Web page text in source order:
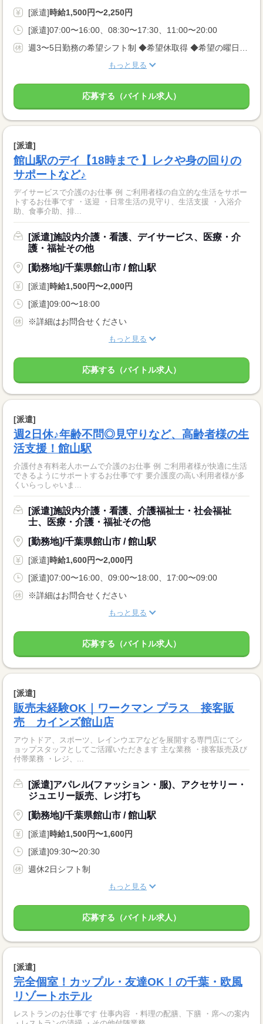
[派遣]時給1,500円〜2,250円
[派遣]07:00〜16:00、08:30〜17:30、11:00〜20:00
週3〜5日勤務の希望シフト制 ◆希望休取得 ◆希望の曜日相談OK
もっと見る
応募する（バイトル求人）
[派遣]
館山駅のデイ【18時まで 】レクや身の回りの
サポートなど♪
デイサービスで介護のお仕事 例 ご利用者様の自立的な生活をサポー
トするお仕事です ・送迎 ・日常生活の見守り、生活支援 ・入浴介
助、食事介助、排...
[派遣]施設内介護・看護、デイサービス、医療・介
護・福祉その他
[勤務地]/千葉県館山市 / 館山駅
[派遣]時給1,500円〜2,000円
[派遣]09:00〜18:00
※詳細はお問合せください
もっと見る
応募する（バイトル求人）
[派遣]
週2日休♪年齢不問◎見守りなど、高齢者様の生
活支援！館山駅
介護付き有料老人ホームで介護のお仕事 例 ご利用者様が快適に生活
できるようにサポートするお仕事です 要介護度の高い利用者様が多
くいらっしゃいま...
[派遣]施設内介護・看護、介護福祉士・社会福祉
士、医療・介護・福祉その他
[勤務地]/千葉県館山市 / 館山駅
[派遣]時給1,600円〜2,000円
[派遣]07:00〜16:00、09:00〜18:00、17:00〜09:00
※詳細はお問合せください
もっと見る
応募する（バイトル求人）
[派遣]
販売未経験OK｜ワークマン プラス 接客販
売 カインズ館山店
アウトドア、スポーツ、レインウエアなどを展開する専門店にてシ
ョップスタッフとしてご活躍いただきます 主な業務 ・接客販売及び
付帯業務 ・レジ、...
[派遣]アパレル(ファッション・服)、アクセサリー・
ジュエリー販売、レジ打ち
[勤務地]/千葉県館山市 / 館山駅
[派遣]時給1,500円〜1,600円
[派遣]09:30〜20:30
週休2日シフト制
もっと見る
応募する（バイトル求人）
[派遣]
完全個室！カップル・友達OK！の千葉・欧風
リゾートホテル
レストランのお仕事です 仕事内容 ・料理の配膳、下膳 ・席への案内